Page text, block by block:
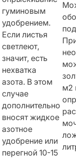
гуминовым
удобрением.
Если листья
светлеют,
значит, есть
нехватка
азота. В этом
случае
дополнительно
вносят жидкое
азотное
удобрение или
перегной 10-15
м2